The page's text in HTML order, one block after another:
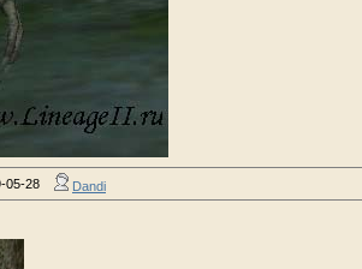
05-28 Dandi